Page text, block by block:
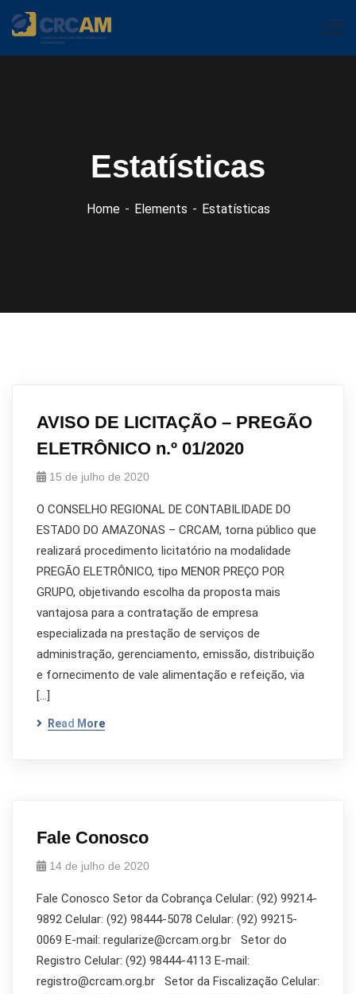
Estatísticas
Home Elements Estatísticas
AVISO DE LICITAÇÃO – PREGÃO
ELETRÔNICO n.º 01/2020
15 de julho de 2020
O CONSELHO REGIONAL DE CONTABILIDADE DO
ESTADO DO AMAZONAS – CRCAM, torna público que
realizará procedimento licitatório na modalidade
PREGÃO ELETRÔNICO, tipo MENOR PREÇO POR
GRUPO, objetivando escolha da proposta mais
vantajosa para a contratação de empresa
especializada na prestação de serviços de
administração, gerenciamento, emissão, distribuição
e fornecimento de vale alimentação e refeição, via
[…]
Read More
Fale Conosco
14 de julho de 2020
Fale Conosco Setor da Cobrança Celular: (92) 99214-
9892 Celular: (92) 98444-5078 Celular: (92) 99215-
0069 E-mail: regularize@crcam.org.br Setor do
Registro Celular: (92) 98444-4113 E-mail:
registro@crcam.org.br Setor da Fiscalização Celular: